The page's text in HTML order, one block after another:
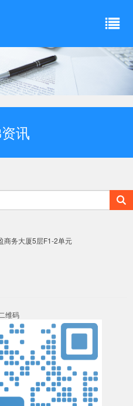
讯
商务大厦5层F1-2单元
维码